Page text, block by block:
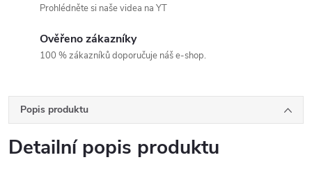
Prohlédněte si naše videa na YT
Ověřeno zákazníky
100 % zákazníků doporučuje náš e-shop.
Popis produktu
Detailní popis produktu